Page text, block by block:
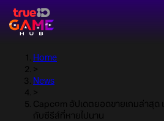
Home
>
News
>
Capcom อัปเดตยอดขายเกมล่าสุด
กับซีรีส์ที่หายไปนาน